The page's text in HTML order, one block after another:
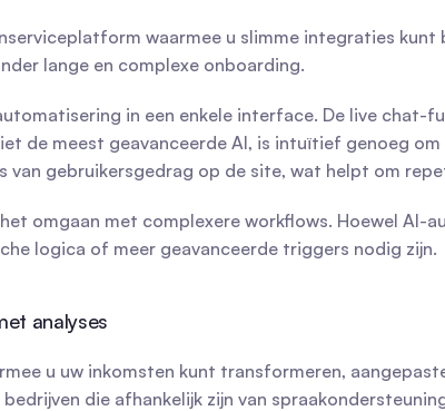
waarmee u slimme integraties kunt
lange en complexe onboarding.
in een enkele interface. De live
de meest geavanceerde AI, is intuïtief genoeg
gebruikersgedrag op de site, wat helpt om
omgaan met complexere workflows. Hoewel
logica of meer geavanceerde triggers nodig zijn.
analyses
u uw inkomsten kunt transformeren,
die afhankelijk zijn van